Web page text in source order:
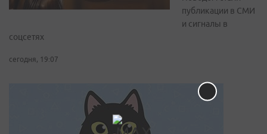
публикации в СМИ
и сигналы в
соцсетях
сегодня, 19:07